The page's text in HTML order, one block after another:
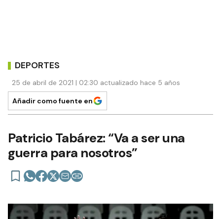
DEPORTES
25 de abril de 2021 | 02:30 actualizado hace 5 años
Añadir como fuente en
Patricio Tabárez: “Va a ser una
guerra para nosotros”